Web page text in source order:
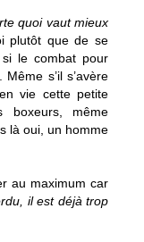
quoi vaut mieux
plutôt que de se
le combat pour
s’il s’avère
vie cette petite
même
là oui, un homme
au maximum car
il est déjà trop